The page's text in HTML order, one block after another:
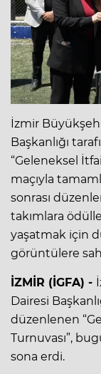
İzmir
Başkanlığı
“Geleneksel
maçıyla
sonrası
takımlara
yaşatmak için
görüntülere
İZMİR (İGFA) -
Dairesi
düzenlenen
Turnuvası”,
sona erdi.